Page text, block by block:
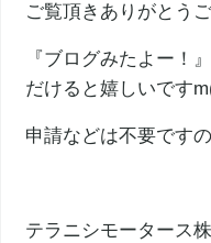
ご覧頂きありがとう
『ブログみたよー！
だけると嬉しいです
申請などは不要です
テラニシモータース